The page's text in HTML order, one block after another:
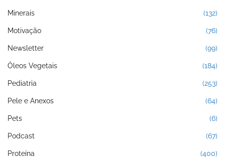
Minerais (132)
Motivação (76)
Newsletter (99)
Óleos Vegetais (184)
Pediatria (253)
Pele e Anexos (64)
Pets (6)
Podcast (67)
Proteína (400)